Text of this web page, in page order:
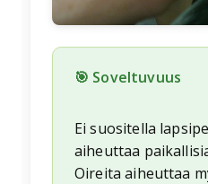
🎯 Soveltuvuus
Ei suositella
aiheuttaa
Oireita aiheuttaa